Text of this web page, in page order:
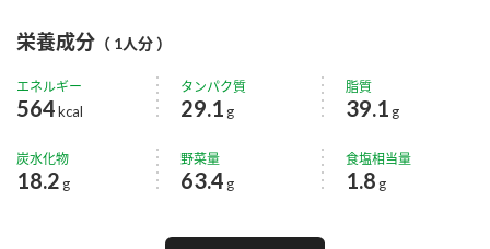
栄養成分 （ 1人分 ）
エネルギー
564kcal
タンパク質
29.1 g
脂質
39.1 g
炭水化物
18.2 g
野菜量
63.4 g
食塩相当量
1.8 g